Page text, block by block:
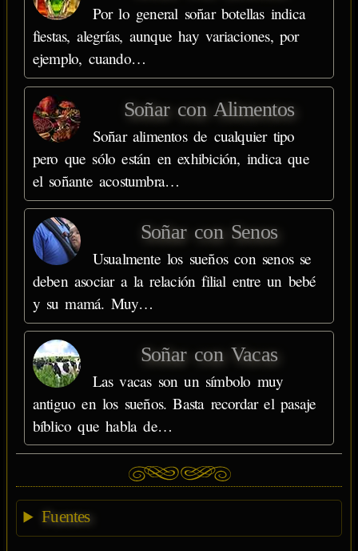
Por lo general soñar botellas indica
fiestas, alegrías, aunque hay variaciones, por
ejemplo, cuando…
Soñar con Alimentos
Soñar alimentos de cualquier tipo
pero que sólo están en exhibición, indica que
el soñante acostumbra…
Soñar con Senos
Usualmente los sueños con senos se
deben asociar a la relación filial entre un bebé
y su mamá. Muy…
Soñar con Vacas
Las vacas son un símbolo muy
antiguo en los sueños. Basta recordar el pasaje
bíblico que habla de…
Fuentes